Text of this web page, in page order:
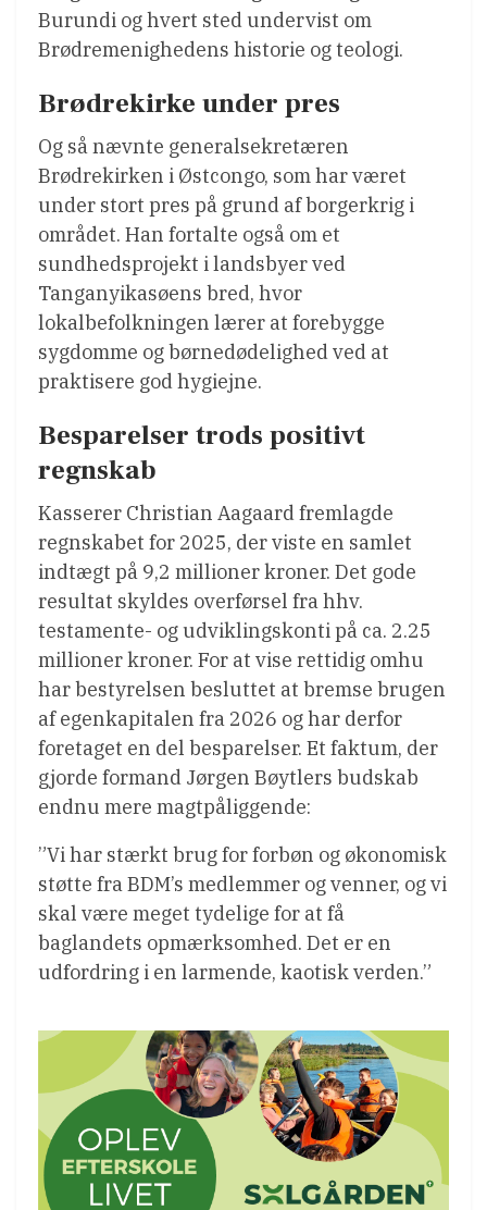
Burundi og hvert sted undervist om
Brødremenighedens historie og teologi.
Brødrekirke under pres
Og så nævnte generalsekretæren
Brødrekirken i Østcongo, som har været
under stort pres på grund af borgerkrig i
området. Han fortalte også om et
sundhedsprojekt i landsbyer ved
Tanganyikasøens bred, hvor
lokalbefolkningen lærer at forebygge
sygdomme og børnedødelighed ved at
praktisere god hygiejne.
Besparelser trods positivt
regnskab
Kasserer Christian Aagaard fremlagde
regnskabet for 2025, der viste en samlet
indtægt på 9,2 millioner kroner. Det gode
resultat skyldes overførsel fra hhv.
testamente- og udviklingskonti på ca. 2.25
millioner kroner. For at vise rettidig omhu
har bestyrelsen besluttet at bremse brugen
af egenkapitalen fra 2026 og har derfor
foretaget en del besparelser. Et faktum, der
gjorde formand Jørgen Bøytlers budskab
endnu mere magtpåliggende:
”Vi har stærkt brug for forbøn og økonomisk
støtte fra BDM’s medlemmer og venner, og vi
skal være meget tydelige for at få
baglandets opmærksomhed. Det er en
udfordring i en larmende, kaotisk verden.”